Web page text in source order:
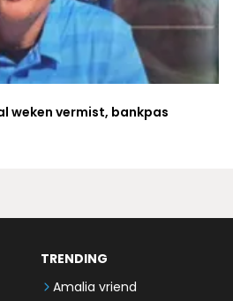
weken vermist, bankpas
TRENDING
Amalia vriend